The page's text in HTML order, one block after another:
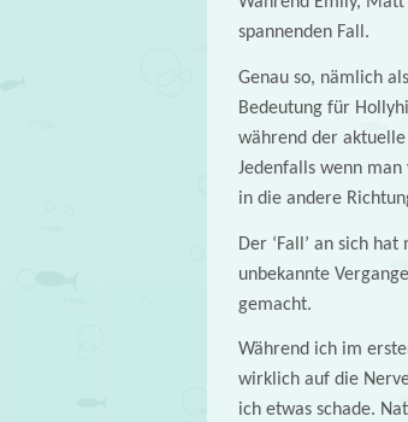
spannenden Fall.
Genau so, nämlich
Bedeutung für
während der
Jedenfalls wenn
in die andere
Der ‘Fall’ an sich
unbekannte
gemacht.
Während ich im
wirklich auf die
ich etwas schade.